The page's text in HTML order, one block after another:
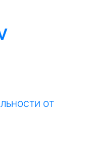
ОТ